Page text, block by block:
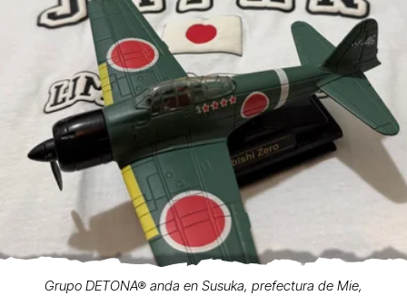
Grupo DETONA® anda en Susuka, prefectura de Mie,